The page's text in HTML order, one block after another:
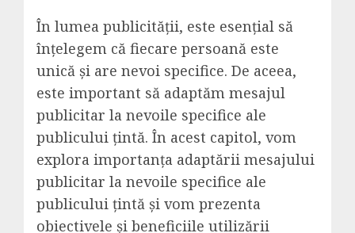
În lumea publicității, este esențial să
înțelegem că fiecare persoană este
unică și are nevoi specifice. De aceea,
este important să adaptăm mesajul
publicitar la nevoile specifice ale
publicului țintă. În acest capitol, vom
explora importanța adaptării mesajului
publicitar la nevoile specifice ale
publicului țintă și vom prezenta
obiectivele și beneficiile utilizării